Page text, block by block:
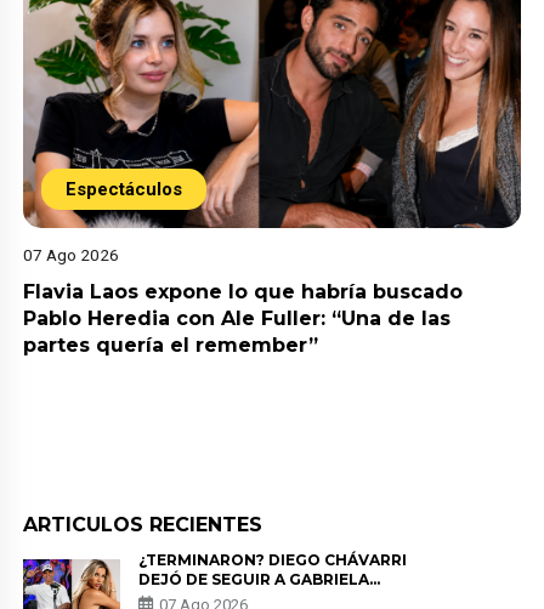
Espectáculos
07 Ago 2026
Flavia Laos expone lo que habría buscado
Pablo Heredia con Ale Fuller: “Una de las
partes quería el remember”
ARTICULOS RECIENTES
¿TERMINARON? DIEGO CHÁVARRI
DEJÓ DE SEGUIR A GABRIELA
HERRERA Y ANUNCIA SU SALIDA
07 Ago 2026